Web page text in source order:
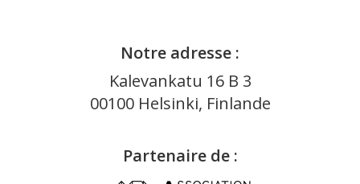
Notre adresse :
Kalevankatu 16 B 3
00100 Helsinki, Finlande
Partenaire de :